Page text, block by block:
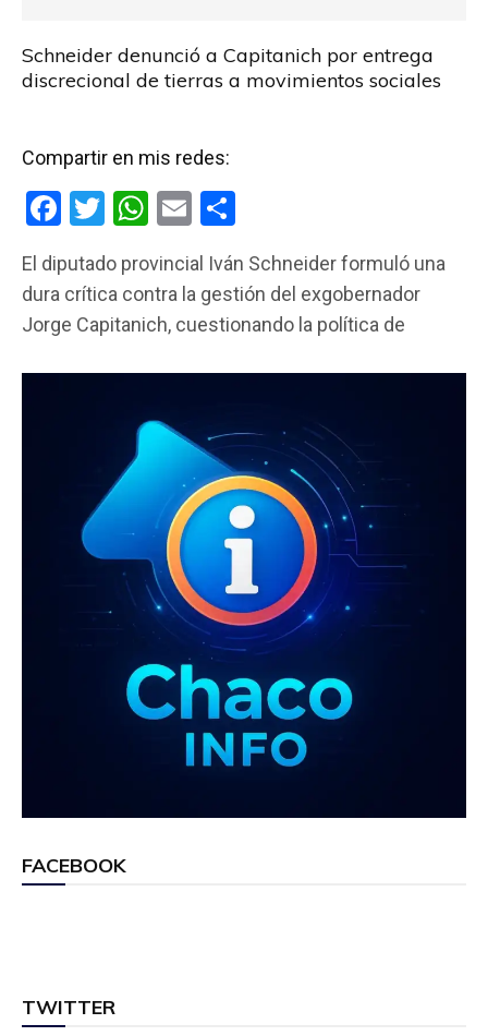
Schneider denunció a Capitanich por entrega
discrecional de tierras a movimientos sociales
Compartir en mis redes:
F
ce
b
o
T
tt
er
W
at
s
A
p
p
E
ail m
p
tir
El diputado provincial Iván Schneider formuló una
dura crítica contra la gestión del exgobernador
Jorge Capitanich, cuestionando la política de
FACEBOOK
TWITTER